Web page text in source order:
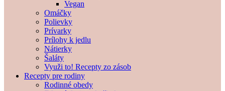
Vegan
Omáčky
Polievky
Prívarky
Prílohy k jedlu
Nátierky
Šaláty
Využi to! Recepty zo zásob
Recepty pre rodiny
Rodinné obedy